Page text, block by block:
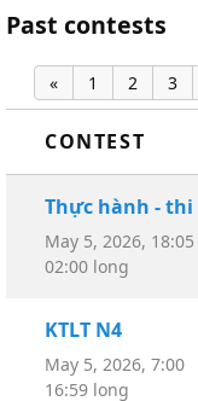
Past contests
« 1 2 3
CONTEST
Thực hành -
May 5, 2026, 18:05
02:00 long
KTLT N4
May 5, 2026, 7:00
16:59 long